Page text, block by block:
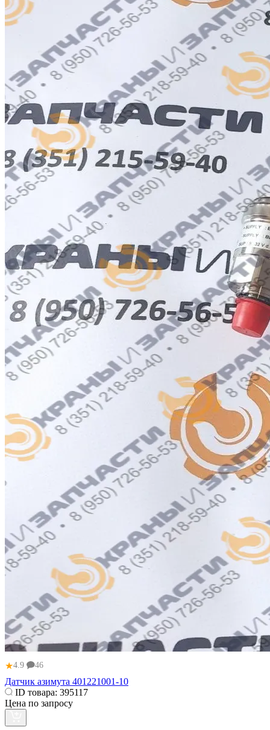
★4.9 46
Датчик азимута 401221001-10
ID товара: 395117
Цена по запросу